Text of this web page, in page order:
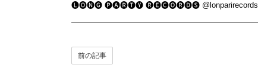
🅛🅞🅝🅖 🅟🅐🅡🅣🅨 🅡🅔🅒🅞🅡🅓🅢 @lonparirecords
前の記事